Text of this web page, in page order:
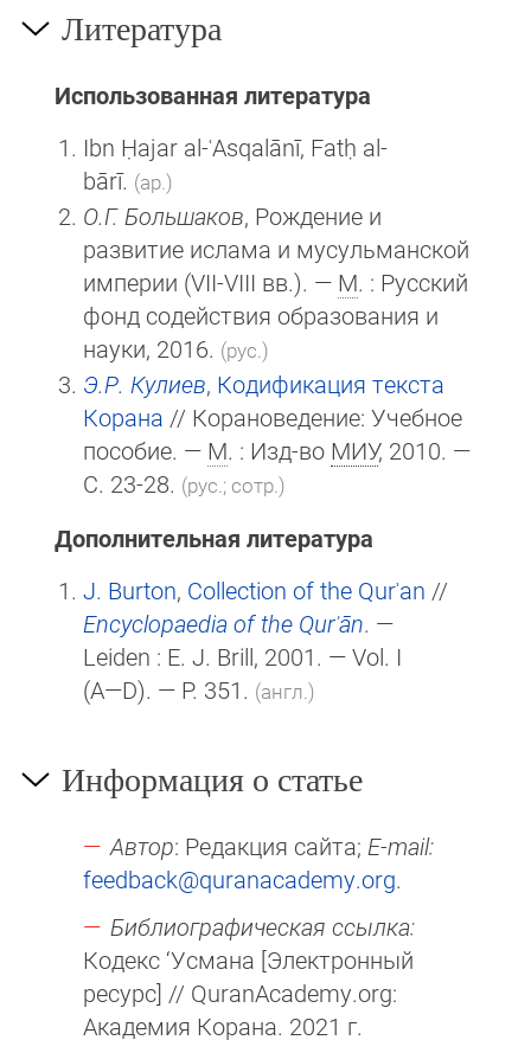
Литература
Использованная литература
Ibn Ḥajar al-ʿAsqalānī, Fatḥ al-
bārī. (ар.)
О.Г. Большаков, Рождение и
развитие ислама и мусульманской
империи (VII-VIII вв.). — М. : Русский
фонд содействия образования и
науки, 2016. (рус.)
Э.Р. Кулиев, Кодификация текста
Корана // Корановедение: Учебное
пособие. — М. : Изд-во МИУ, 2010. —
С. 23-28. (рус.; сотр.)
Дополнительная литература
J. Burton, Collection of the Qurʾan //
Encyclopaedia of the Qurʾān. —
Leiden : E. J. Brill, 2001. — Vol. I
(A—D). — P. 351. (англ.)
Информация о статье
Автор: Редакция сайта; E-mail:
feedback@quranacademy.org.
Библиографическая ссылка:
Кодекс ‘Усмана [Электронный
ресурс] // QuranAcademy.org:
Академия Корана. 2021 г.